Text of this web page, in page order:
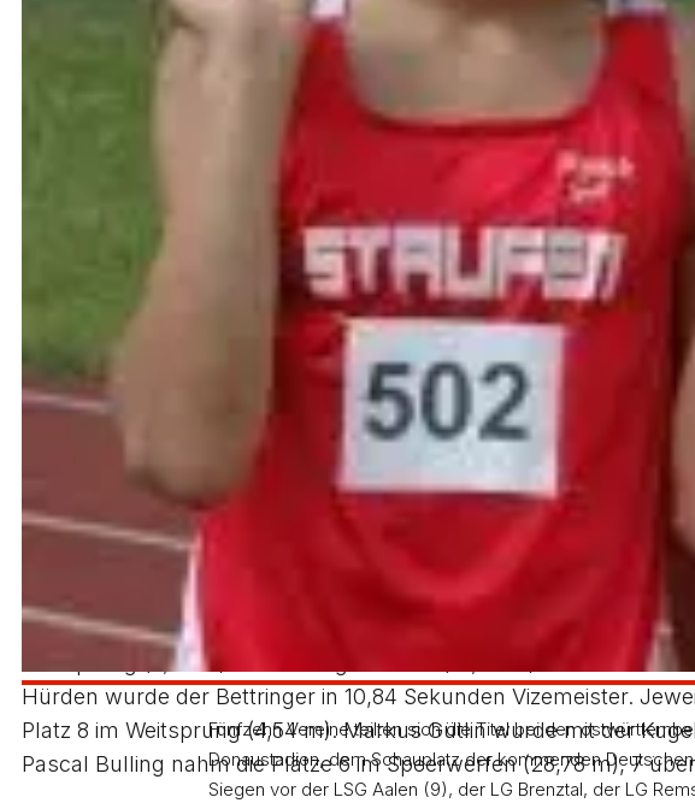
Fünfzehn Vereine teilten sich die Titel bei den
Donaustadion, dem Schauplatz der kommenden
Siegen vor der LSG Aalen (9), der LG Brenztal, der LG
Gäßlers 12,13 Sekunden. Robin Breymaier reichten 1,70 m zum
Auf den Plätzen 2 bis 4 landeten die Weitspringer Robin
mit 5,55 m. Im Kugelstoßen erzielten Robin Aichholz (Dritter mit
persönliche Bestleistungen. 10,15 m brachte Marius Gäßler
Vizemeister vor Max Berger mit 41,08 m. Mit 38,89 m belegte
M 14: 100-m-Titelverteidiger Manuel Klusik verbesserte sich
Riemenschneider (12,60) diesmal auf Platz 2 verwiesen. Im
einen vierten Rang. Erstmals versuchte sich auch Lukas
Überraschend steigerte sich der Bargauer im Hochsprung um
seine Medaillensammlung mit Bronze im Speerwerfen (36,96
Weitsprung mit 5,47 m keinen Gegner an sich herankommen.
im Speerwerfen (Vierter) gab es für den Bettringer mit 35,83 m
Schüler B: Einen Doppelsieg feierten die beiden Staufen-
Marcel Schnierer) triumphierte in 40,42 Sekunden vor LG
weiteren Staffeln.
M 13: Unmittelbar nach der Rückkehr vom Schullandheim holte
Weitsprung (4,93 m) und im Kugelstoßen (10,70 m) sowie Platz
Hürden wurde der Bettringer in 10,84 Sekunden Vizemeister.
Platz 8 im Weitsprung (4,54 m). Markus Gütlin wurde mit der
Pascal Bulling nahm die Plätze 6 im Speerwerfen (28,78 m), 7